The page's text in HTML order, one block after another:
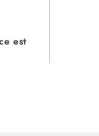
est